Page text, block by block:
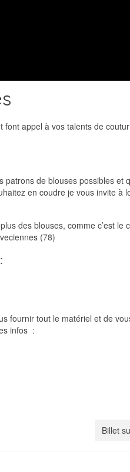
font appel à vos talents de
patrons de blouses possibles et
en coudre je vous invite à
des blouses, comme c’est le
(78)
fournir tout le matériel et de
infos :
Billet